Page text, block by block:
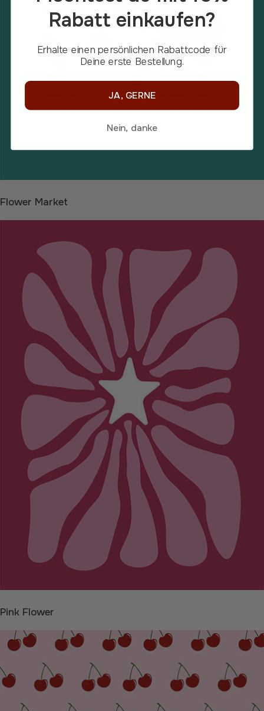
Flower Market
Pink Flower
Rabatt einkaufen?
Erhalte einen persönlichen Rabattcode für
Deine erste Bestellung.
JA, GERNE
Nein, danke